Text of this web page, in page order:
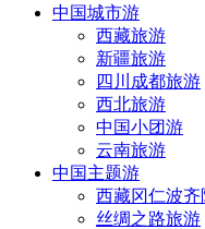
中国城市游
西藏旅游
新疆旅游
四川成都旅游
西北旅游
中国小团游
云南旅游
中国主题游
西藏冈仁波齐
丝绸之路旅游